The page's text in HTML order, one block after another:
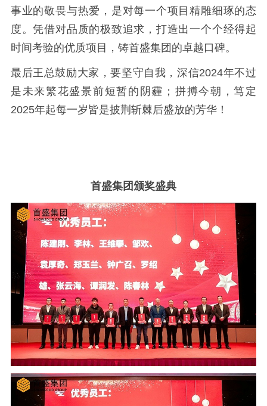
事业的敬畏与热爱，是对每一个项目精雕细琢的态
度。凭借对品质的极致追求，打造出一个个经得起
时间考验的优质项目，铸首盛集团的卓越口碑。
最后王总鼓励大家，要坚守自我，深信2024年不过
是未来繁花盛景前短暂的阴霾；拼搏今朝，笃定
2025年起每一岁皆是披荆斩棘后盛放的芳华！
首盛集团颁奖盛典